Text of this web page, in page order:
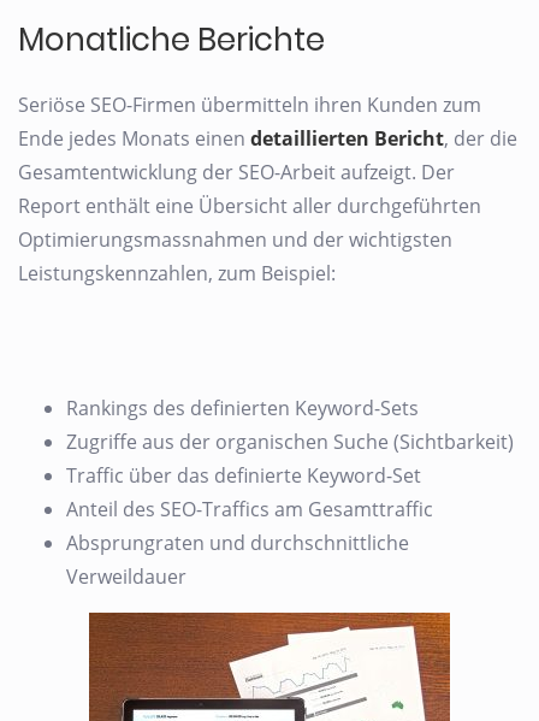
Monatliche Berichte
Seriöse SEO-Firmen übermitteln ihren Kunden zum
Ende jedes Monats einen detaillierten Bericht, der die
Gesamtentwicklung der SEO-Arbeit aufzeigt. Der
Report enthält eine Übersicht aller durchgeführten
Optimierungsmassnahmen und der wichtigsten
Leistungskennzahlen, zum Beispiel:
Rankings des definierten Keyword-Sets
Zugriffe aus der organischen Suche (Sichtbarkeit)
Traffic über das definierte Keyword-Set
Anteil des SEO-Traffics am Gesamttraffic
Absprungraten und durchschnittliche
Verweildauer